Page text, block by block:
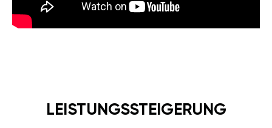
LEISTUNGSSTEIGERUNG